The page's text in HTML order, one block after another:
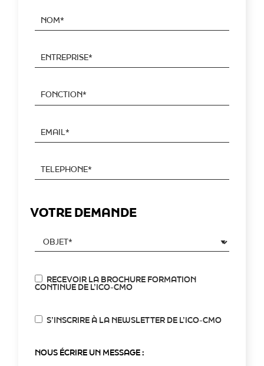
VOTRE DEMANDE
RECEVOIR LA BROCHURE FORMATION
CONTINUE DE L’ICO-CMO
S’INSCRIRE À LA NEWSLETTER DE L’ICO-CMO
NOUS ÉCRIRE UN MESSAGE :